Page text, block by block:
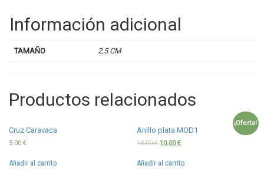
Información adicional
TAMAÑO 2,5 CM
Productos relacionados
Cruz Caravaca
5.00 €
Añadir al carrito
¡Oferta!
Anillo plata MOD1
18.00€ 10.00€
Añadir al carrito